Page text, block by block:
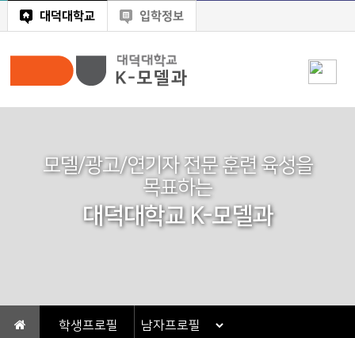
대덕대학교 입학정보
모델/광고/연기자 전문 훈련 육성을
목표하는
대덕대학교 K-모델과
학생프로필